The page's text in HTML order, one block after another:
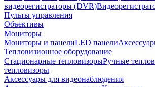
видеорегистраторы (DVR)
Пульты управления
Объективы
Мониторы
Мониторы и панелиLED панели
Тепловизионное оборудование
Стационарные тепловизорыРучные
тепловизоры
Аксессуары для видеонаблюдения